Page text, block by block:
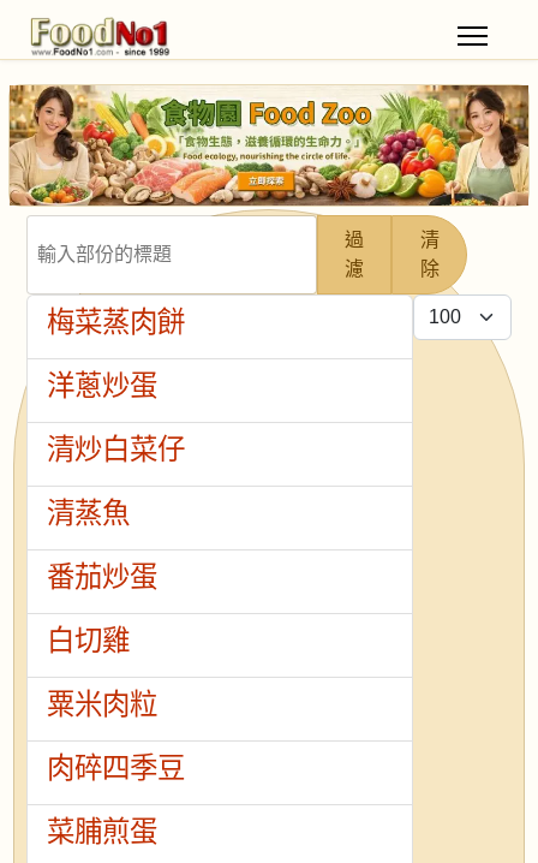
過
濾
清
除
每頁顯示條數
梅菜蒸肉餅
洋蔥炒蛋
清炒白菜仔
清蒸魚
番茄炒蛋
白切雞
粟米肉粒
肉碎四季豆
菜脯煎蛋